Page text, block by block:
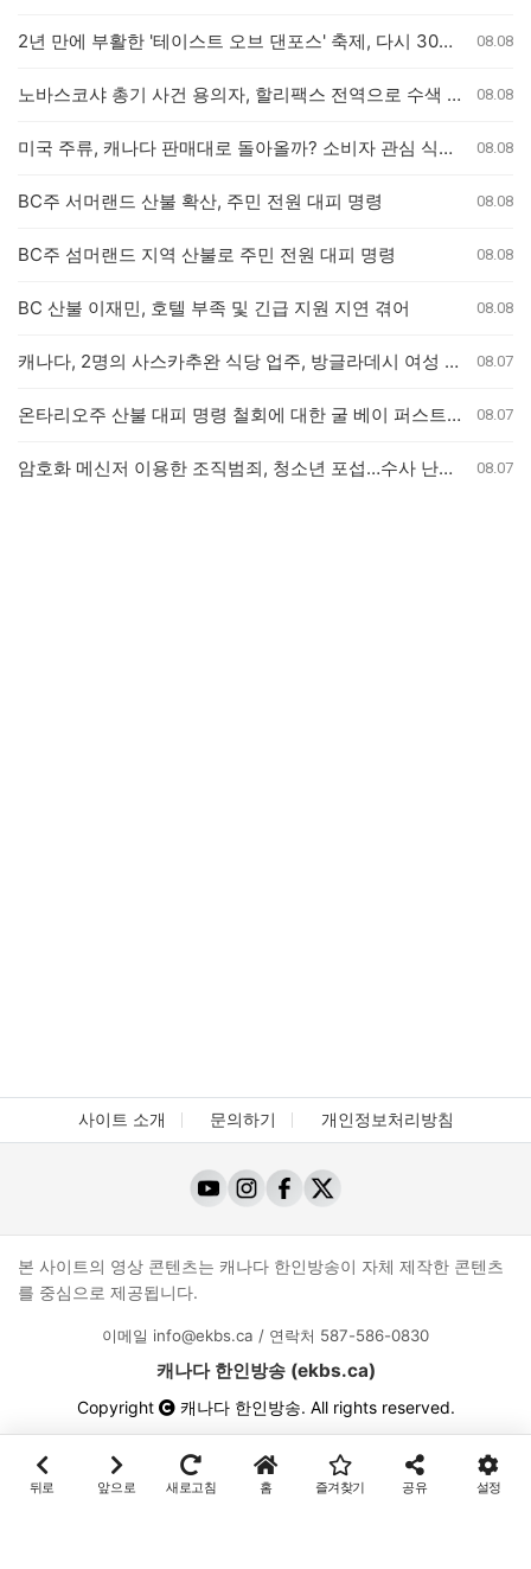
2년 만에 부활한 '테이스트 오브 댄포스' 축제, 다시 30년 이어가길 08.08
노바스코샤 총기 사건 용의자, 할리팩스 전역으로 수색 확대 08.08
미국 주류, 캐나다 판매대로 돌아올까? 소비자 관심 식었나 08.08
BC주 서머랜드 산불 확산, 주민 전원 대피 명령 08.08
BC주 섬머랜드 지역 산불로 주민 전원 대피 명령 08.08
BC 산불 이재민, 호텔 부족 및 긴급 지원 지연 겪어 08.08
캐나다, 2명의 사스카추완 식당 업주, 방글라데시 여성 인신매매 유죄 판결 08.07
온타리오주 산불 대피 명령 철회에 대한 굴 베이 퍼스트 네이션의 강력 반발 08.07
암호화 메신저 이용한 조직범죄, 청소년 포섭…수사 난항 예고 08.07
사이트 소개 문의하기 개인정보처리방침
본 사이트의 영상 콘텐츠는 캐나다 한인방송이 자체 제작한 콘텐츠
를 중심으로 제공됩니다.
이메일 info@ekbs.ca / 연락처 587-586-0830
캐나다 한인방송 (ekbs.ca)
Copyright 캐나다 한인방송. All rights reserved.
뒤로 앞으로 새로고침 홈 즐겨찾기 공유 설정